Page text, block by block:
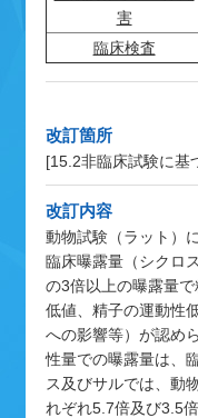
害
臨床検査
改訂箇所
[15.2非臨床試験に基
改訂内容
動物試験（ラット）
臨床曝露量（シクロ
の3倍以上の曝露量
低値、精子の運動性
への影響等）が認め
性量での曝露量は、
ス及びサルでは、動
れぞれ5.7倍及び3.5